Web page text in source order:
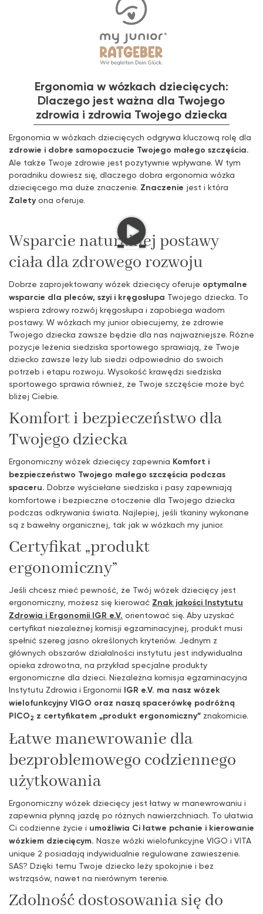
Ergonomia w wózkach dziecięcych:
Dlaczego jest ważna dla Twojego
zdrowia i zdrowia Twojego dziecka
Ergonomia w wózkach dziecięcych odgrywa kluczową rolę dla
zdrowie i dobre samopoczucie Twojego małego szczęścia.
Ale także Twoje zdrowie jest pozytywnie wpływane. W tym
poradniku dowiesz się, dlaczego dobra ergonomia wózka
dziecięcego ma duże znaczenie. Znaczenie jest i która
Zalety ona oferuje.
Wsparcie naturalnej postawy
ciała dla zdrowego rozwoju
Dobrze zaprojektowany wózek dziecięcy oferuje optymalne
wsparcie dla pleców, szyi i kręgosłupa Twojego dziecka. To
wspiera zdrowy rozwój kręgosłupa i zapobiega wadom
postawy. W wózkach my junior obiecujemy, że zdrowie
Twojego dziecka zawsze będzie dla nas najważniejsze. Różne
pozycje leżenia siedziska sportowego sprawiają, że Twoje
dziecko zawsze leży lub siedzi odpowiednio do swoich
potrzeb i etapu rozwoju. Wysokość krawędzi siedziska
sportowego sprawia również, że Twoje szczęście może być
bliżej Ciebie.
Komfort i bezpieczeństwo dla
Twojego dziecka
Ergonomiczny wózek dziecięcy zapewnia Komfort i
bezpieczeństwo Twojego małego szczęścia podczas
spaceru. Dobrze wyściełane siedziska i pasy zapewniają
komfortowe i bezpieczne otoczenie dla Twojego dziecka
podczas odkrywania świata. Najlepiej, jeśli tkaniny wykonane
są z bawełny organicznej, tak jak w wózkach my junior.
Certyfikat „produkt
ergonomiczny”
Jeśli chcesz mieć pewność, że Twój wózek dziecięcy jest
ergonomiczny, możesz się kierować Znak jakości Instytutu
Zdrowia i Ergonomii IGR e.V. orientować się. Aby uzyskać
certyfikat niezależnej komisji egzaminacyjnej, produkt musi
spełnić szereg jasno określonych kryteriów. Jednym z
głównych obszarów działalności instytutu jest indywidualna
opieka zdrowotna, na przykład specjalne produkty
ergonomiczne dla dzieci. Niezależna komisja egzaminacyjna
Instytutu Zdrowia i Ergonomii IGR e.V. ma nasz wózek
wielofunkcyjny VIGO oraz naszą spacerówkę podróżną
PICO2 z certyfikatem „produkt ergonomiczny” znakomicie.
Łatwe manewrowanie dla
bezproblemowego codziennego
użytkowania
Ergonomiczny wózek dziecięcy jest łatwy w manewrowaniu i
zapewnia płynną jazdę po różnych nawierzchniach. To ułatwia
Ci codzienne życie i umożliwia Ci łatwe pchanie i kierowanie
wózkiem dziecięcym. Nasze wózki wielofunkcyjne VIGO i VITA
unique 2 posiadają indywidualnie regulowane zawieszenie.
SAS? Dzięki temu Twoje dziecko leży spokojnie i bez
wstrząsów, nawet na nierównym terenie.
Zdolność dostosowania się do